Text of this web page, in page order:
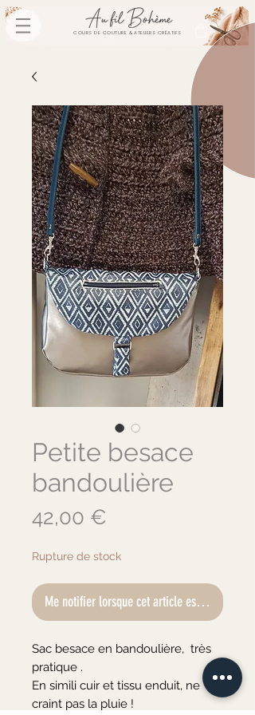
COURS DE COUTURE & ATELIERS CRÉATIFS
Petite besace
bandoulière
42,00 €
Rupture de stock
Me notifier lorsque cet article est disponible
Sac besace en bandoulière,  très
pratique .
En simili cuir et tissu enduit, ne
craint pas la pluie !